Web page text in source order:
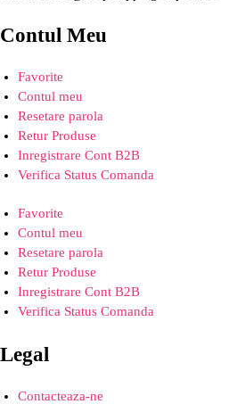
Contul Meu
Favorite
Contul meu
Resetare parola
Retur Produse
Inregistrare Cont B2B
Verifica Status Comanda
Favorite
Contul meu
Resetare parola
Retur Produse
Inregistrare Cont B2B
Verifica Status Comanda
Legal
Contacteaza-ne